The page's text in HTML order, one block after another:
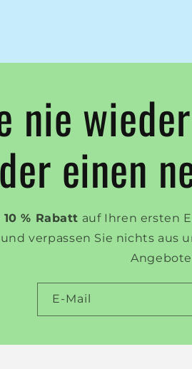
nie
einen
10 % Rabatt auf Ihren ersten
verpassen Sie nichts aus
E-Mail